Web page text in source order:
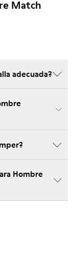
Match
adecuada?
Hombre